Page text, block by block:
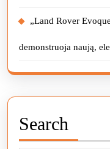
„Land Rover
demonstruoja naują,
Search